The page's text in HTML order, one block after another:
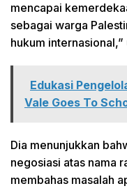
mencapai
sebagai warga
hukum internasional,”
Edukasi
Vale Goes To
Dia menunjukkan
negosiasi atas nama
membahas masalah